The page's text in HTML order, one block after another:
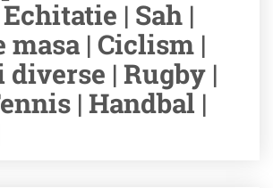
| Sah |
masa | Ciclism |
| Rugby |
| Handbal |